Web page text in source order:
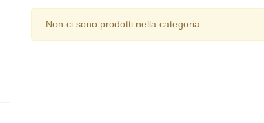
Non ci sono prodotti nella categoria.